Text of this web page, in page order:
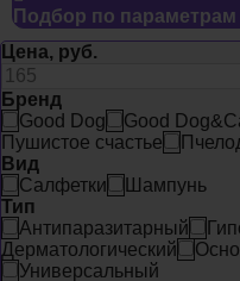
Подбор по параметрам
Цена, руб.
Бренд
Good Dog
Good
Пушистое счастье
Вид
Салфетки
Шампунь
Тип
Антипаразитарный
Дерматологический
Универсальный